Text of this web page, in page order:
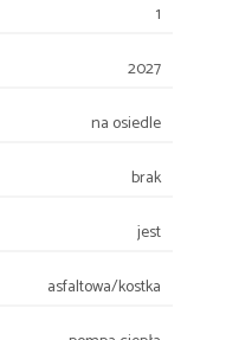
1
2027
na osiedle
brak
jest
asfaltowa/kostka